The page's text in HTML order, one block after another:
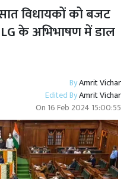
विधायकों को बजट
के अभिभाषण में डाल
ByAmrit Vichar
Edited ByAmrit Vichar
On 16 Feb 2024 15:00:55